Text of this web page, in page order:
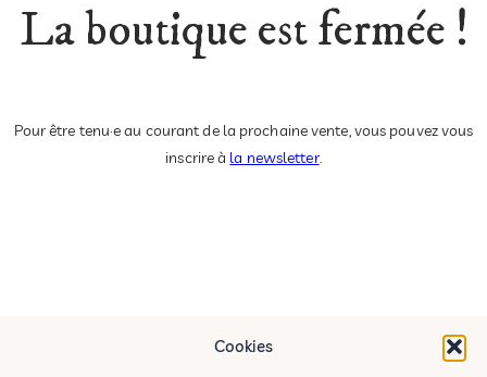
Cookies
La boutique est fermée !
Pour être tenu·e au courant de la prochaine vente, vous pouvez vous
inscrire à la newsletter.